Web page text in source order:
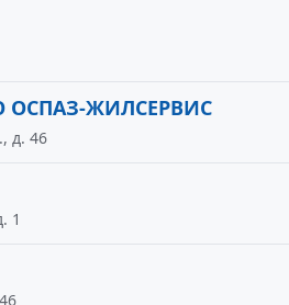
ОСПАЗ-ЖИЛСЕРВИС
д. 46
1